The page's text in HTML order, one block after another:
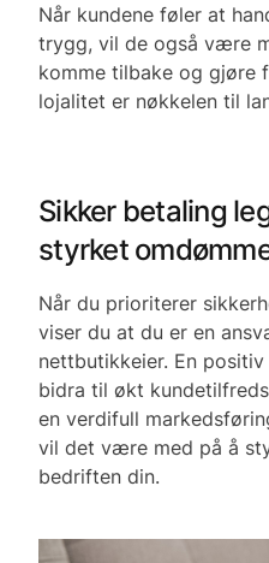
Når kundene føler at
trygg, vil de også være
komme tilbake og gjøre
lojalitet er nøkkelen til
Sikker betaling
styrket
Når du prioriterer
viser du at du er en
nettbutikkeier. En
bidra til økt
en verdifull
vil det være med på å
bedriften din.